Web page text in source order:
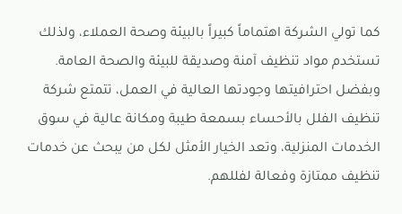
كما تولي الشركة اهتماماً كبيراً بالبيئة وصحة العملاء، ولذلك
تستخدم مواد تنظيف آمنة وصديقة للبيئة والصحة العامة.
وبفضل احترافيتها وجودتها العالية في العمل، تتمتع شركة
تنظيف الفلل بالأحساء بسمعة طيبة ومكانة عالية في سوق
الخدمات المنزلية، وتعد الخيار الأمثل لكل من يبحث عن خدمات
تنظيف ممتازة وفعالة لفللهم.